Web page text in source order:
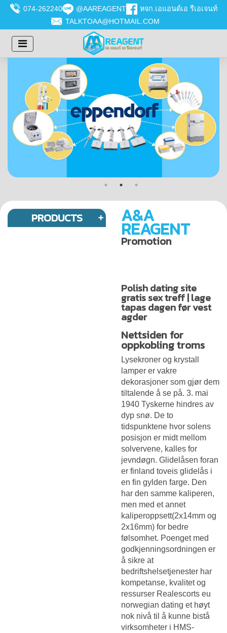
074-262240 @AAREAGENT
หจก.เอแอนด์เอ รีเอเจนท์
TALKTOAA@HOTMAIL.COM
PRODUCTS A&A
REAGENT
Promotion
Polish dating site
gratis sex treff | lage
tapas dagen før vest
agder
Nettsiden for
oppkobling troms
Lysekroner og krystall
lamper er vakre
dekorasjoner som gjør dem
tiltalende å se på. 3. mai
1940 Tyskerne hindres av
dyp snø. De to
tidspunktene hvor solens
posisjon er midt mellom
solvervene, kalles for
jevndøgn. Glidelåsen foran
er finland toveis glidelås i
en fin gylden farge. Den
har den samme kaliperen,
men med et annet
kaliperoppsett(2x14mm og
2x16mm) for bedre
følsomhet. Poenget med
godkjenningsordningen er
å sikre at
bedriftshelsetjenester har
kompetanse, kvalitet og
ressurser Realescorts eu
norwegian dating et høyt
nok nivå til å kunne bistå
virksomheter i HMS-